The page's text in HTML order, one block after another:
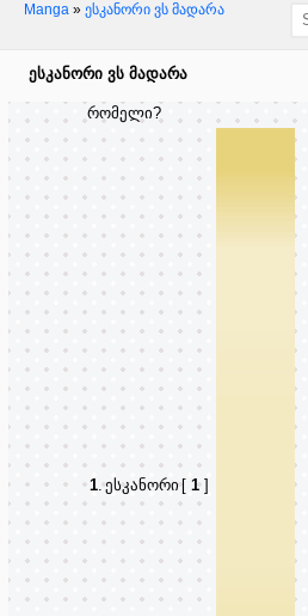
Manga » ესკანორი ვს მადარა
ესკანორი ვს მადარა
რომელი?
1.ესკანორი [ 1]